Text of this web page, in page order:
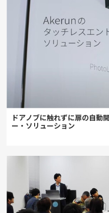
ドアノブに触れずに扉の自動
ー・ソリューション